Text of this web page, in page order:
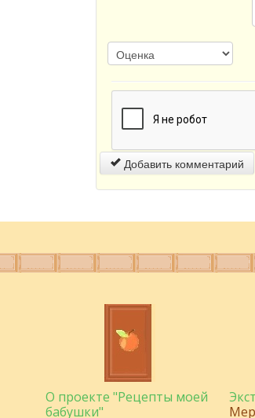
Добавить комментарий
О проекте "Рецепты моей
бабушки"